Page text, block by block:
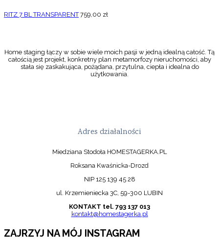
RITZ 7 BL TRANSPARENT 759,00 zł
Home staging łączy w sobie wiele moich pasji w jedną idealną całość. Tą
całością jest projekt, konkretny plan metamorfozy nieruchomości, aby
stała się zaskakująca, pożądana, przytulna, ciepła i idealna do
użytkowania.
Adres działalności
Miedziana Stodoła HOMESTAGERKA.PL
Roksana Kwaśnicka-Drozd
NIP 125 139 45 28
ul. Krzemieniecka 3C, 59-300 LUBIN
KONTAKT tel. 793 137 013
kontakt@homestagerka.pl
ZAJRZYJ NA MÓJ INSTAGRAM